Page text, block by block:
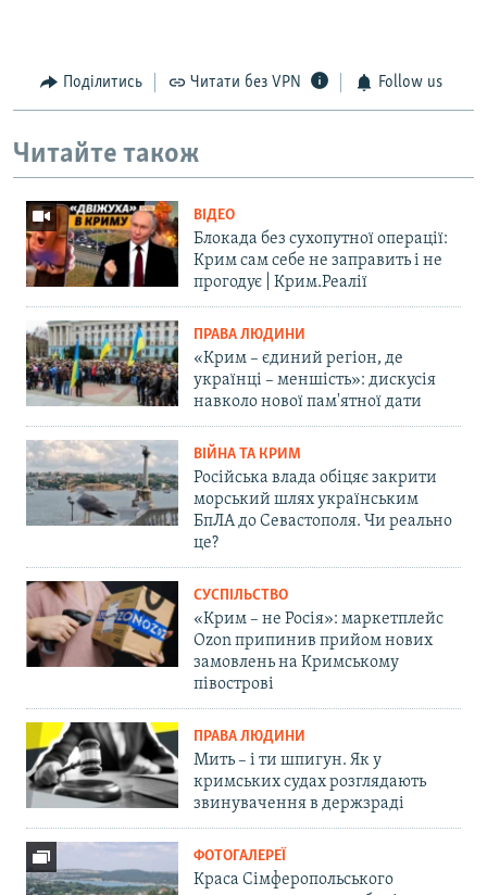
Поділитись Читати без VPN Follow us
Читайте також
ВІДЕО
Блокада без сухопутної операції:
Крим сам себе не заправить і не
прогодує | Крим.Реалії
ПРАВА ЛЮДИНИ
«Крим – єдиний регіон, де
українці – меншість»: дискусія
навколо нової пам'ятної дати
ВІЙНА ТА КРИМ
Російська влада обіцяє закрити
морський шлях українським
БпЛА до Севастополя. Чи реально
це?
СУСПІЛЬСТВО
«Крим – не Росія»: маркетплейс
Ozon припинив прийом нових
замовлень на Кримському
півострові
ПРАВА ЛЮДИНИ
Мить – і ти шпигун. Як у
кримських судах розглядають
звинувачення в держзраді
ФОТОГАЛЕРЕЇ
Краса Сімферопольського